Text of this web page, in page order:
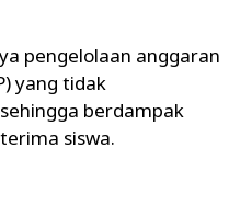
pengelolaan anggaran
yang tidak
berdampak
siswa.